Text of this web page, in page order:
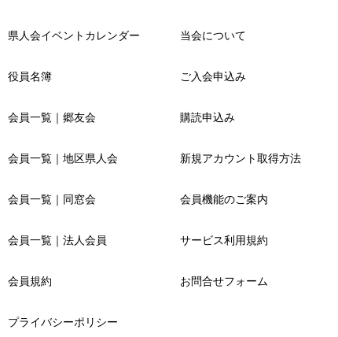
県人会イベントカレンダー
役員名簿
会員一覧｜郷友会
会員一覧｜地区県人会
会員一覧｜同窓会
会員一覧｜法人会員
会員規約
プライバシーポリシー
当会について
ご入会申込み
購読申込み
新規アカウント取得方法
会員機能のご案内
サービス利用規約
お問合せフォーム